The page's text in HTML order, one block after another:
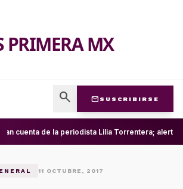
PRIMERA MX
search mail SUSCRIBIRSE
cuenta de la periodista Lilia Torrentera; alerta
11 OCTUBRE, 2017